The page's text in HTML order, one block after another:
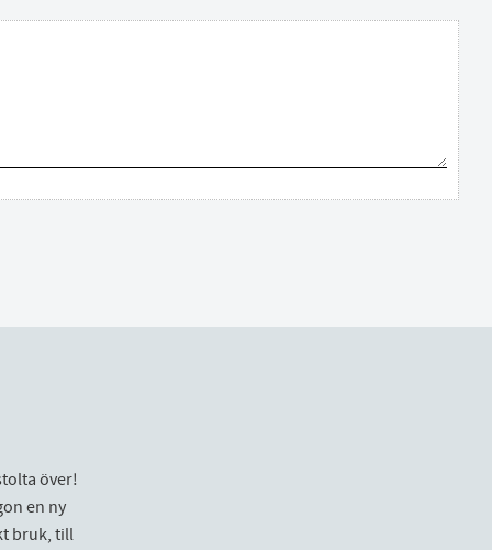
över!
en ny
bruk, till